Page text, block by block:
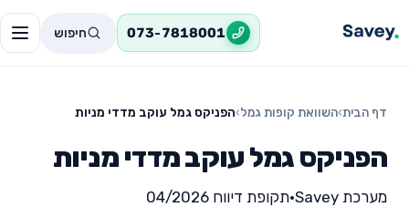
073-7818001 חיפוש
דף הבית›השוואת קופות גמל›הפניקס גמל עוקב מדדי מניות
הפניקס גמל עוקב מדדי מניות
מערכת Savey •תקופת דיווח 04/2026